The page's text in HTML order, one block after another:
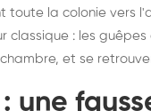
la colonie vers
: les
et se
une